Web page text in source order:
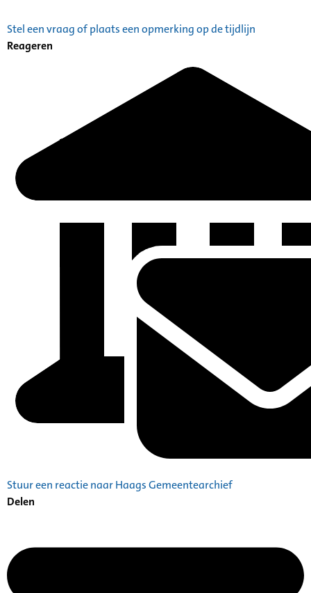
Stel een vraag of plaats een opmerking op de tijdlijn
Reageren
Stuur een reactie naar Haags Gemeentearchief
Delen